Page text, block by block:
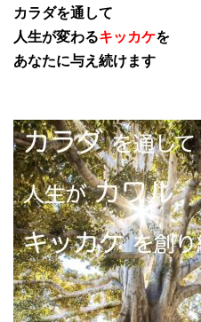
カラダを通して
人生が変わるキッカケを
あなたに与え続けます